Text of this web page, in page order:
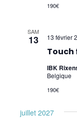
Analyse
Autres
190€
SAM
13
Touch
13 février
IBK
Belgique
190€
juillet 2027